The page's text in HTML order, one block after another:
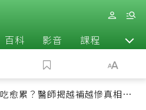
百科 影音 課程 退休
愈累？醫師揭越補越慘真相：